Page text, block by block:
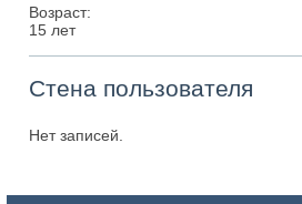
Возраст:
15 лет
Стена пользователя
Нет записей.